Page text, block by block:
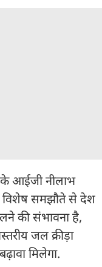
के आईजी नीलाभ
विशेष समझौते से देश
की संभावना है,
जल क्रीड़ा
मिलेगा.